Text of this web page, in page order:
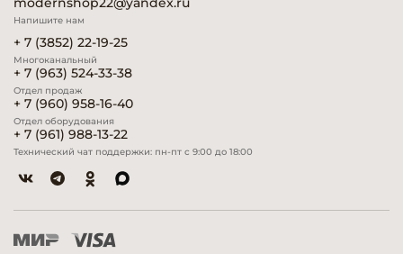
Напишите нам
+ 7 (3852) 22-19-25
Многоканальный
+ 7 (963) 524-33-38
Отдел продаж
+ 7 (960) 958-16-40
Отдел оборудования
+ 7 (961) 988-13-22
Технический чат поддержки: пн-пт с 9:00 до 18:00